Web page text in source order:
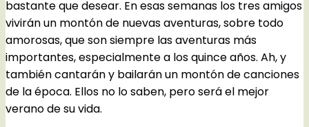
bastante que desear. En esas semanas los tres amigos
vivirán un montón de nuevas aventuras, sobre todo
amorosas, que son siempre las aventuras más
importantes, especialmente a los quince años. Ah, y
también cantarán y bailarán un montón de canciones
de la época. Ellos no lo saben, pero será el mejor
verano de su vida.